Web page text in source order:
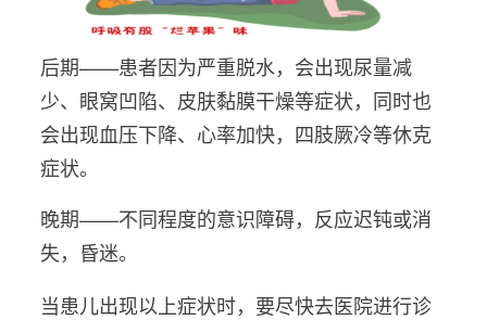
后期——患者因为严重脱水，会出现尿量减
少、眼窝凹陷、皮肤黏膜干燥等症状，同时也
会出现血压下降、心率加快，四肢厥冷等休克
症状。
晚期——不同程度的意识障碍，反应迟钝或消
失，昏迷。
当患儿出现以上症状时，要尽快去医院进行诊